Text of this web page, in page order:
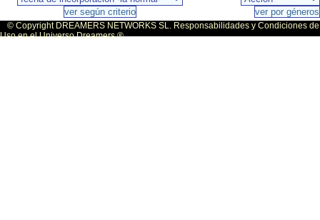
© Copyright DREAMERS NETWORKS SL. Responsabilidades y Condiciones de
Uso en el Universo Dreamers ®